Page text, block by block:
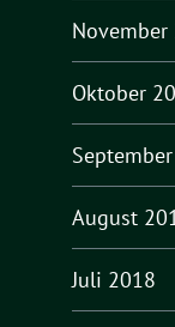
November
Oktober
August
Juli 2018